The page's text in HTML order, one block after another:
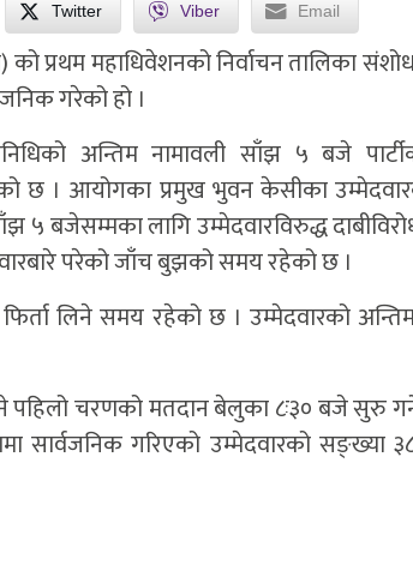
Twitter Viber Email
को प्रथम महाधिवेशनको निर्वाचन तालिका
गरेको हो ।
अन्तिम नामावली साँझ ५ बजे
छ । आयोगका प्रमुख भुवन केसीका
५ बजेसम्मका लागि उम्मेदवारविरुद्ध
परेको जाँच बुझको समय रहेको छ ।
लिने समय रहेको छ । उम्मेदवारको
चरणको मतदान बेलुका ८ः३० बजे सुरु
सार्वजनिक गरिएको उम्मेदवारको सङ्ख्या